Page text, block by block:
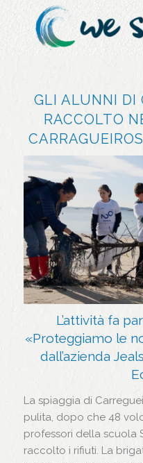
GLI ALUNNI DI
RACCOLTO
L’attività fa
«Proteggiamo le
dall’azienda
La spiaggia di
pulita, dopo che 48
professori della scuola
raccolto i rifiuti. La